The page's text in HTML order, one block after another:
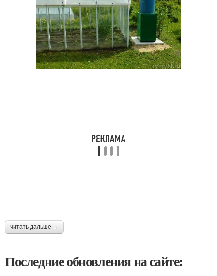
читать дальше →
Последние обновления на сайте: